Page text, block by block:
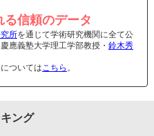
信頼のデータ
所を通じて学術研究機関に全て公
應義塾大学理工学部教授・ 鈴木秀
ついてはこちら 。
ング